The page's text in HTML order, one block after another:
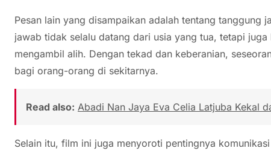
Pesan lain yang disampaikan adalah tentang tanggung
jawab tidak selalu datang dari usia yang tua, tetapi
mengambil alih. Dengan tekad dan keberanian,
bagi orang-orang di sekitarnya.
Read also: Abadi Nan Jaya Eva Celia Latjuba Kekal
Selain itu, film ini juga menyoroti pentingnya